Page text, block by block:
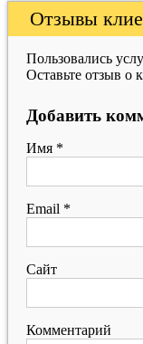
Отзывы
Пользовались
Оставьте отзыв о
Добавить
Имя *
Email *
Сайт
Комментарий